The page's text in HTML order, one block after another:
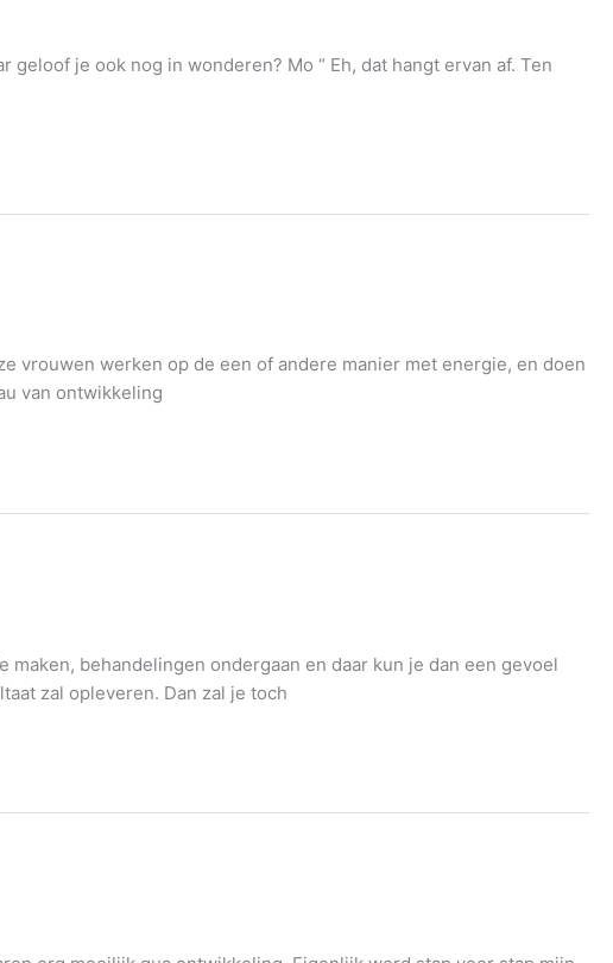
je ook nog in wonderen? Mo “ Eh, dat hangt ervan af. Ten
vrouwen werken op de een of andere manier met energie, en doen
van ontwikkeling
behandelingen ondergaan en daar kun je dan een gevoel
zal opleveren. Dan zal je toch